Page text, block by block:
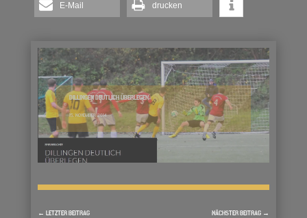
E-Mail drucken
DILLINGEN DEUTLICH ÜBERLEGEN
15. NOVEMBER 2014
← LETZTER BEITRAG NÄCHSTER BEITRAG →